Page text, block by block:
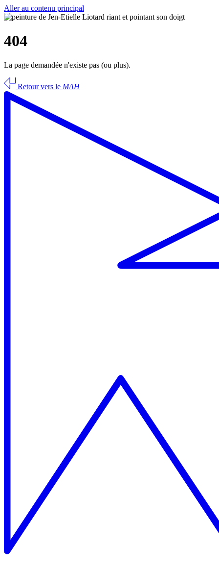
Aller au contenu principal
404
La page demandée n'existe pas (ou plus).
Retour vers le MAH